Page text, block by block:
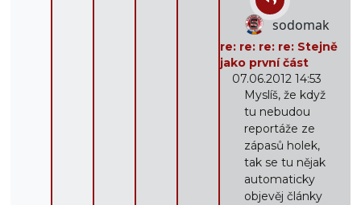
sodomak
re: re: re: re: Stejně
jako první část
07.06.2012 14:53
Myslíš, že když
tu nebudou
reportáže ze
zápasů holek,
tak se tu nějak
automaticky
objevěj články